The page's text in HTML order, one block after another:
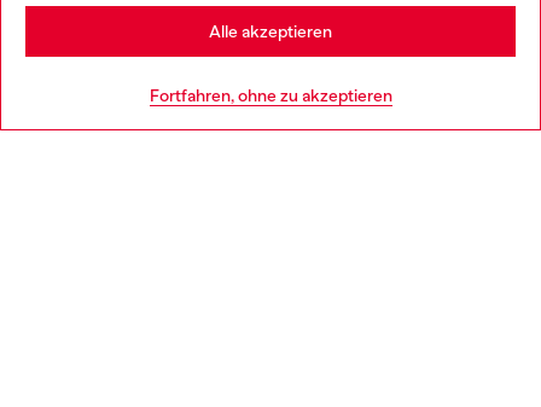
Fortfahren, ohne zu akzeptieren
Alle akzeptieren